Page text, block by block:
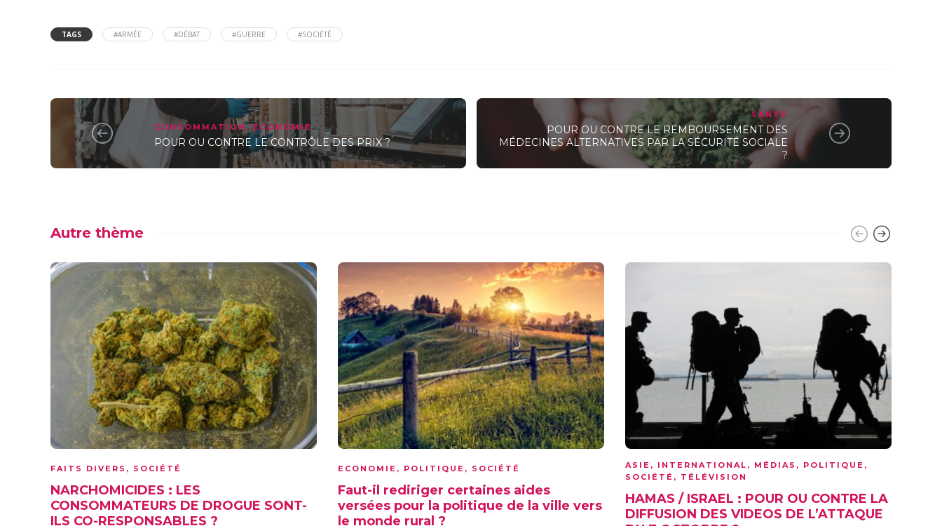
TAGS #ARMÉE #DÉBAT #GUERRE #SOCIÉTÉ
CONSOMMATION,ECONOMIE
POUR OU CONTRE LE CONTRÔLE DES PRIX ?
SANTÉ
POUR OU CONTRE LE REMBOURSEMENT DES
MÉDECINES ALTERNATIVES PAR LA SÉCURITÉ SOCIALE
?
Autre thème
FAITS DIVERS , SOCIÉTÉ
NARCHOMICIDES : LES
CONSOMMATEURS DE DROGUE SONT-
ILS CO-RESPONSABLES ?
ECONOMIE , POLITIQUE , SOCIÉTÉ
Faut-il rediriger certaines aides
versées pour la politique de la ville vers
le monde rural ?
ASIE , INTERNATIONAL , MÉDIAS , POLITIQUE ,
SOCIÉTÉ , TÉLÉVISION
HAMAS / ISRAEL : POUR OU CONTRE LA
DIFFUSION DES VIDEOS DE L’ATTAQUE